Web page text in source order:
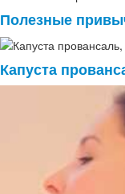
Полезные
Капуста